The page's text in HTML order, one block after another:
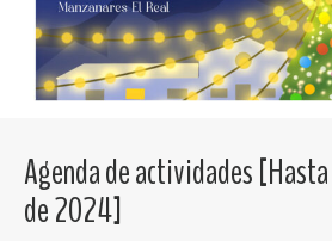
Agenda de actividades
de 2024]